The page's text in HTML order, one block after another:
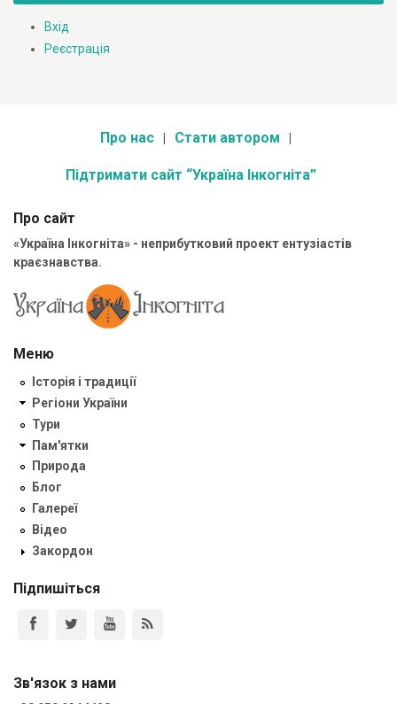
Вхід
Реєстрація
Про нас Стати автором
Підтримати сайт “Україна Інкогніта”
Про сайт
«Україна Інкогніта» - неприбутковий проект ентузіастів
краєзнавства.
Меню
Історія і традиції
Регіони України
Тури
Пам'ятки
Природа
Блог
Галереї
Відео
Закордон
Підпишіться
Зв'язок з нами